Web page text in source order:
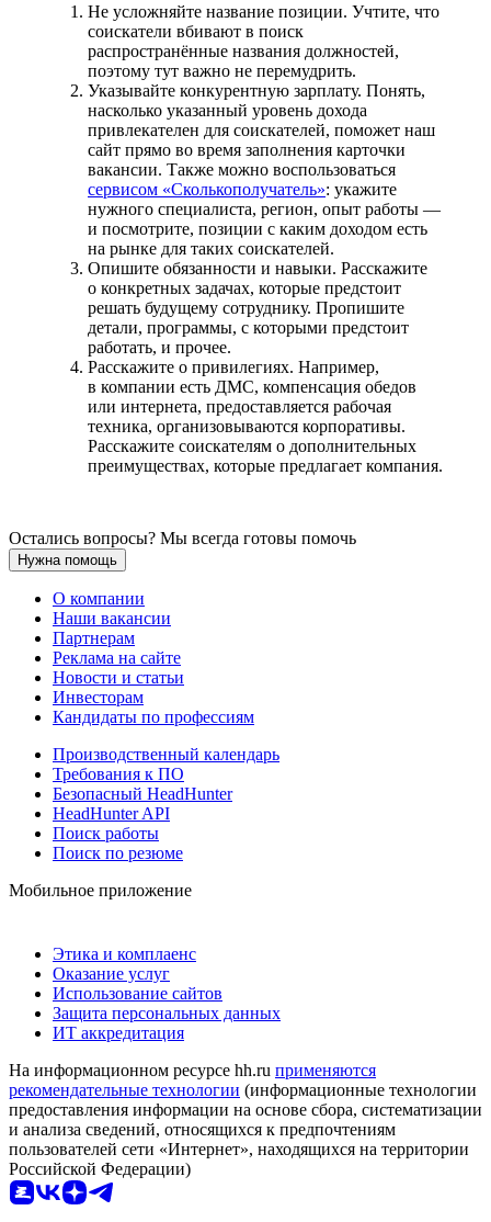
Не усложняйте название позиции. Учтите, что
соискатели вбивают в поиск
распространённые названия должностей,
поэтому тут важно не перемудрить.
Указывайте конкурентную зарплату. Понять,
насколько указанный уровень дохода
привлекателен для соискателей, поможет наш
сайт прямо во время заполнения карточки
вакансии. Также можно воспользоваться
сервисом «Сколькополучатель»: укажите
нужного специалиста, регион, опыт работы —
и посмотрите, позиции с каким доходом есть
на рынке для таких соискателей.
Опишите обязанности и навыки. Расскажите
о конкретных задачах, которые предстоит
решать будущему сотруднику. Пропишите
детали, программы, с которыми предстоит
работать, и прочее.
Расскажите о привилегиях. Например,
в компании есть ДМС, компенсация обедов
или интернета, предоставляется рабочая
техника, организовываются корпоративы.
Расскажите соискателям о дополнительных
преимуществах, которые предлагает компания.
Остались вопросы? Мы всегда готовы помочь
Нужна помощь
О компании
Наши вакансии
Партнерам
Реклама на сайте
Новости и статьи
Инвесторам
Кандидаты по профессиям
Производственный календарь
Требования к ПО
Безопасный HeadHunter
HeadHunter API
Поиск работы
Поиск по резюме
Мобильное приложение
Этика и комплаенс
Оказание услуг
Использование сайтов
Защита персональных данных
ИТ аккредитация
На информационном ресурсе hh.ru применяются
рекомендательные технологии (информационные технологии
предоставления информации на основе сбора, систематизации
и анализа сведений, относящихся к предпочтениям
пользователей сети «Интернет», находящихся на территории
Российской Федерации)